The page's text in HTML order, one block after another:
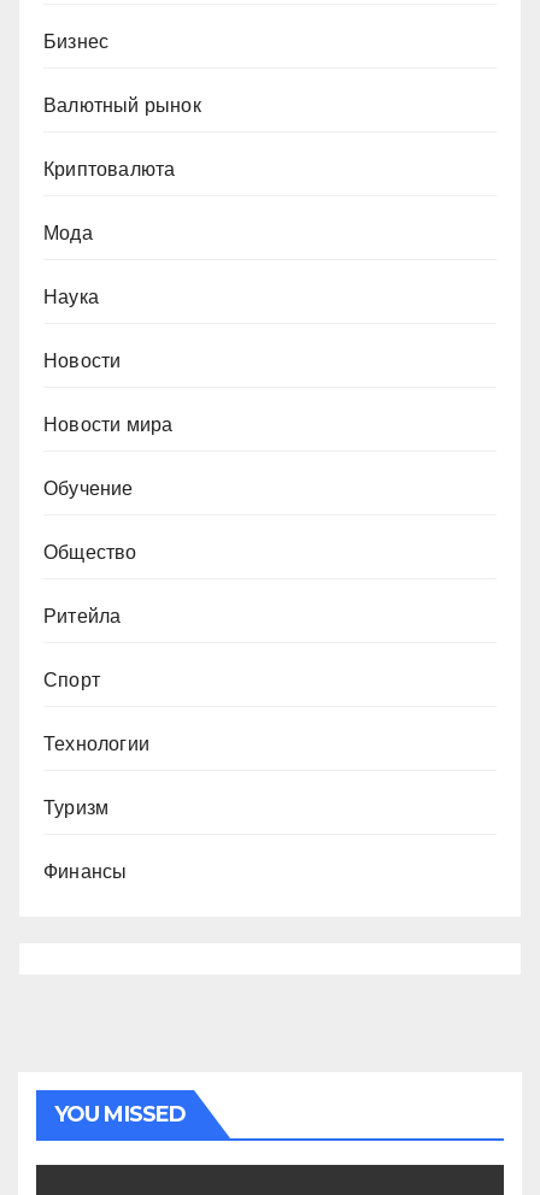
Бизнес
Валютный рынок
Криптовалюта
Мода
Наука
Новости
Новости мира
Обучение
Общество
Ритейла
Спорт
Технологии
Туризм
Финансы
YOU MISSED